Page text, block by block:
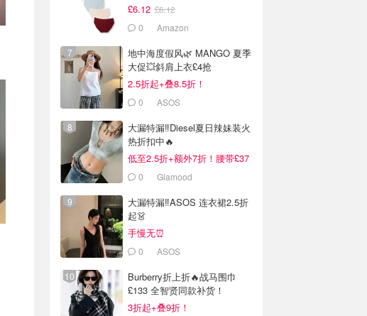
£6.12 £6.12
0 Amazon
地中海度假风🌿 MANGO 夏季
大促💥斜肩上衣£4抢
2.5折起+叠8.5折！
0 ASOS
大漏特漏‼️Diesel夏日辣妹装火
热折扣中🔥
低至2.5折+额外7折！腰带£37
0 Glamood
大漏特漏‼️ASOS 连衣裙2.5折
起👗
手慢无⏰
0 ASOS
Burberry折上折🔥战马围巾
£133 全智贤同款补货！
3折起+叠9折！